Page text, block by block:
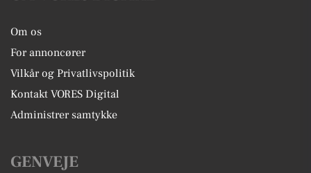
Om os
For annoncører
Vilkår og Privatlivspolitik
Kontakt VORES Digital
Administrer samtykke
GENVEJE